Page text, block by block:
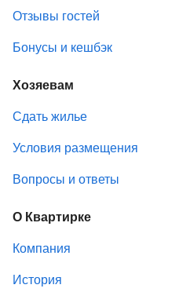
Отзывы гостей
Бонусы и кешбэк
Хозяевам
Сдать жилье
Условия размещения
Вопросы и ответы
О Квартирке
Компания
История